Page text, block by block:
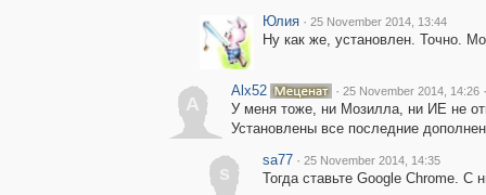
Юлия · 25 November 2014, 13:44
Ну как же, установлен. Точно.
A
Alx52 · 25 November 2014, 14:26 ·
У меня тоже, ни Мозилла, ни ИЕ не
Установлены все последние
s
sa77 · 25 November 2014, 14:35
Тогда ставьте Google Chrome. С